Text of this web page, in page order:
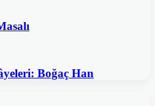
Boğaç Han